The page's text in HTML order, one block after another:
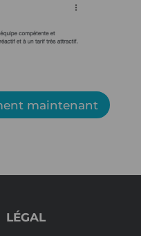
maintenant
LÉGAL